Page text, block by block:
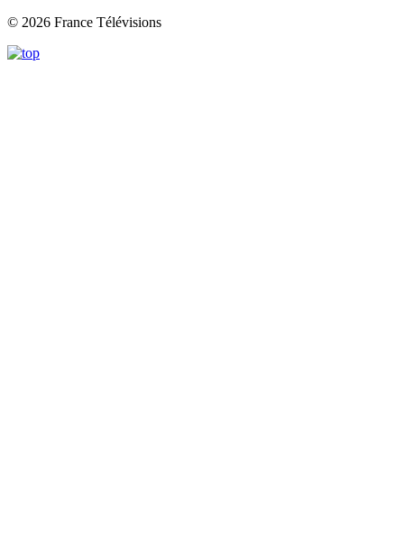
© 2026 France Télévisions